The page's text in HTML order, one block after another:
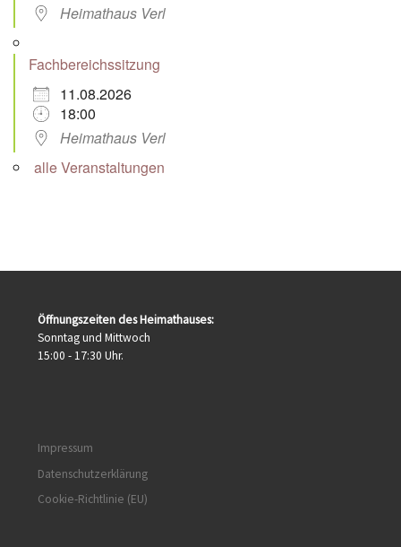
Heimathaus Verl
Fachbereichssitzung
11.08.2026
18:00
Heimathaus Verl
alle Veranstaltungen
Öffnungszeiten des Heimathauses:
Sonntag und Mittwoch
15:00 - 17:30 Uhr.
Impressum
Datenschutzerklärung
Cookie-Richtlinie (EU)